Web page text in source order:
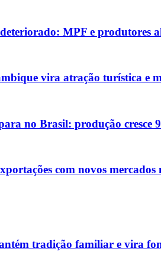
MPF e produtores
vira atração turística e
no Brasil: produção cresce
com novos
tradição familiar e vira